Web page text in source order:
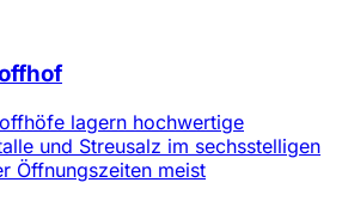
lagern hochwertige
und Streusalz im sechsstelligen
Öffnungszeiten meist